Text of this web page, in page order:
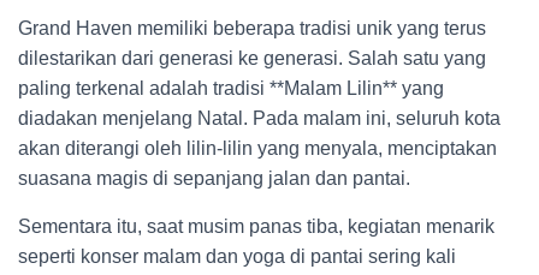
Grand Haven memiliki beberapa tradisi unik yang terus
dilestarikan dari generasi ke generasi. Salah satu yang
paling terkenal adalah tradisi **Malam Lilin** yang
diadakan menjelang Natal. Pada malam ini, seluruh kota
akan diterangi oleh lilin-lilin yang menyala, menciptakan
suasana magis di sepanjang jalan dan pantai.
Sementara itu, saat musim panas tiba, kegiatan menarik
seperti konser malam dan yoga di pantai sering kali